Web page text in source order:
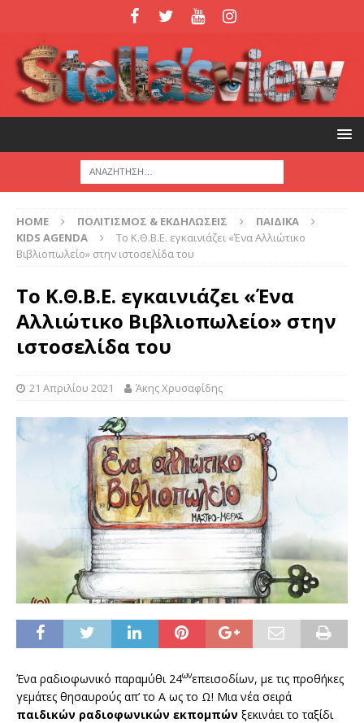
HOME ΠΟΛΙΤΙΣΜΟΣ & ΕΚΔΗΛΩΣΕΙΣ
ΠΑΙΔΙΚΑ
KIDS AGENDA
Το Κ.Θ.Β.Ε. εγκαινιάζει «Ένα Αλλιώτικο
Βιβλιοπωλείο» στην ιστοσελίδα του
Το Κ.Θ.Β.Ε. εγκαινιάζει «Ένα
Αλλιώτικο Βιβλιοπωλείο» στην
ιστοσελίδα του
21 Απριλίου 2021 Άκης Χρυσαφίδης
Ένα ραδιοφωνικό παραμύθι 24ωνεπεισοδίων, με τις προθήκες
γεμάτες θησαυρούς απ’ το Α ως το Ω! Mια νέα σειρά
παιδικών ραδιοφωνικών εκπομπών ξεκινάει το ταξίδι